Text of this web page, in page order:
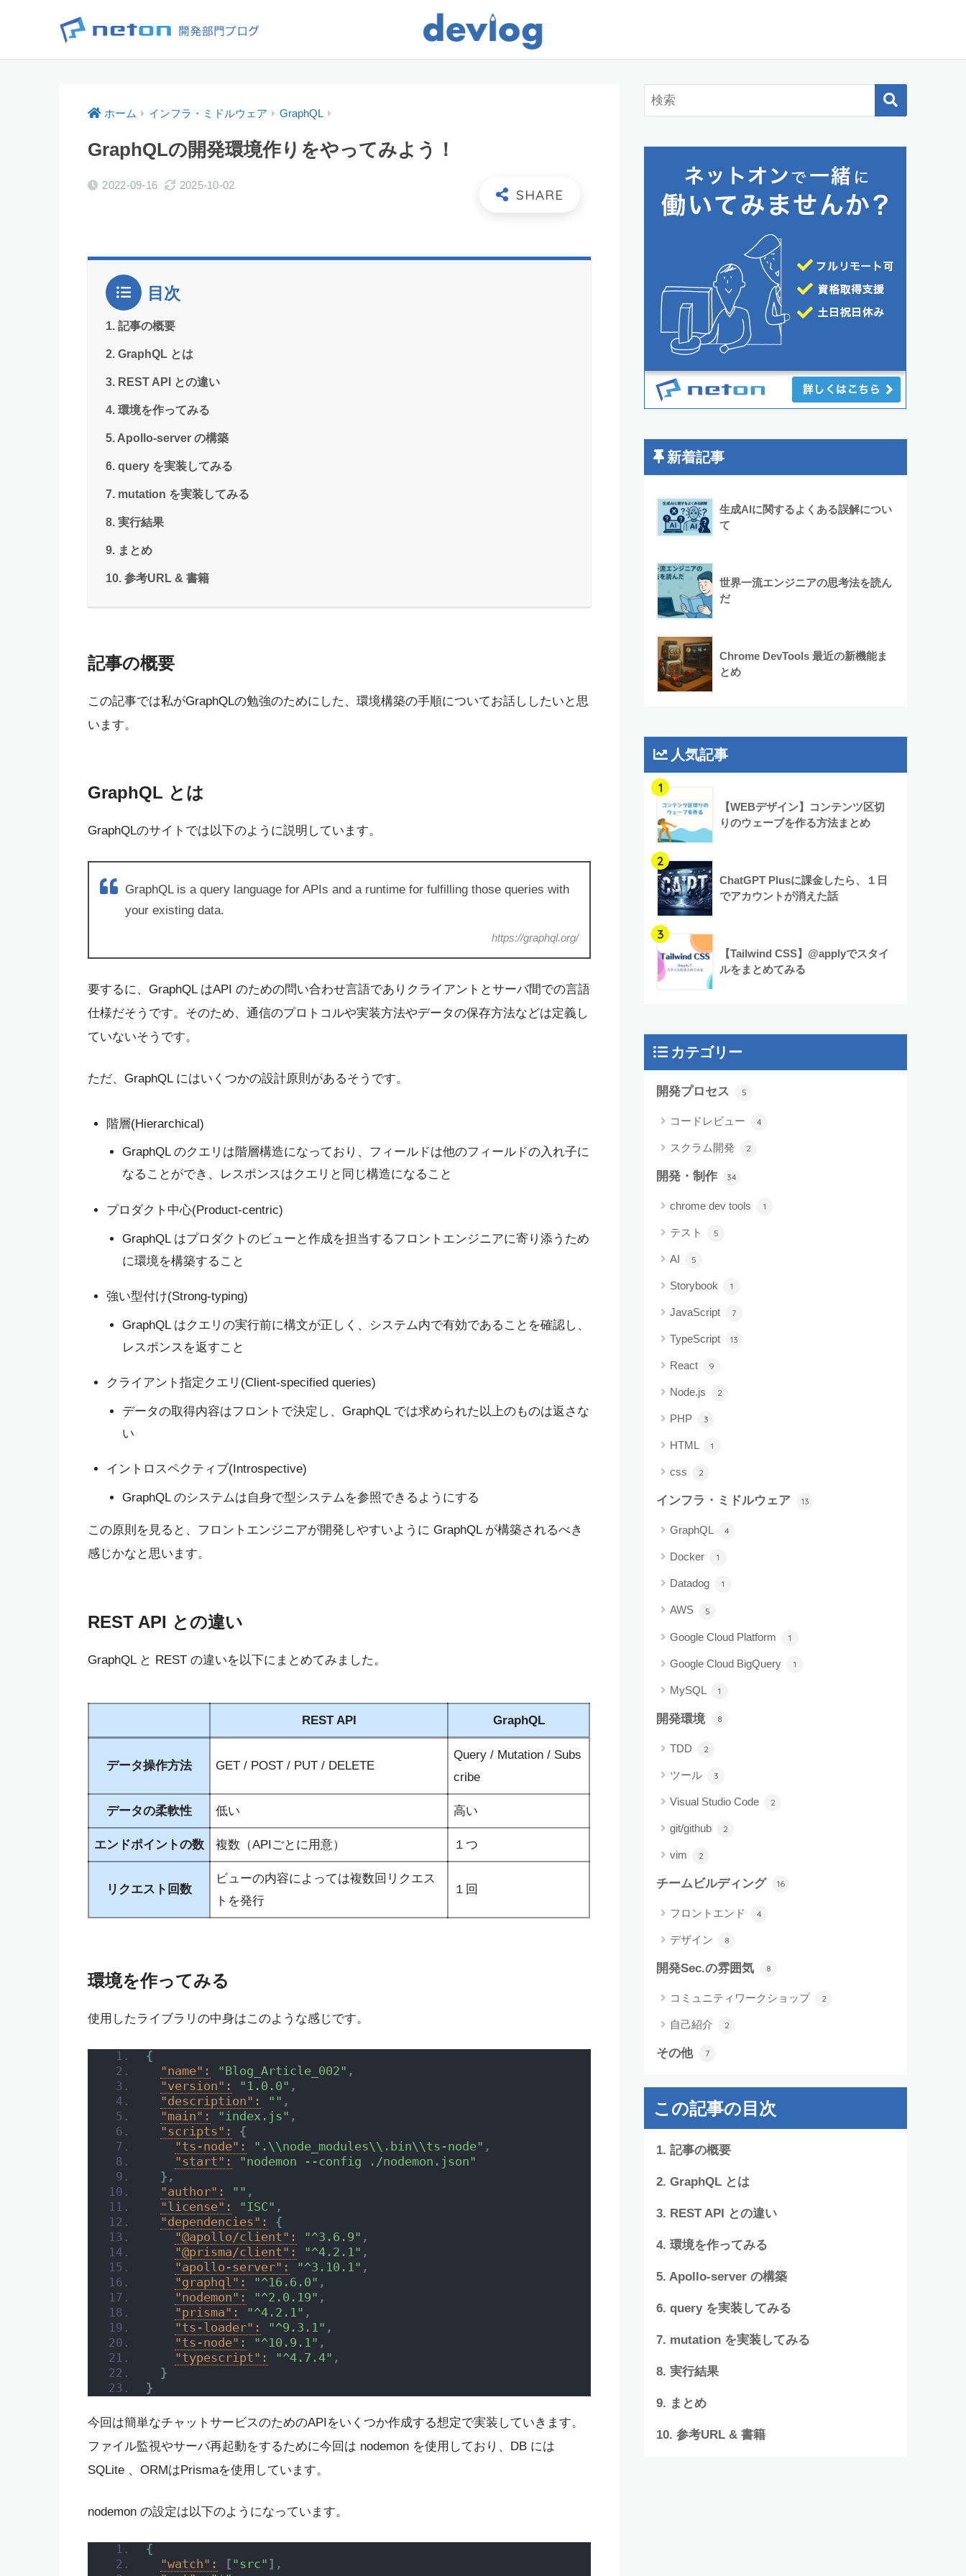
ホーム インフラ・ミドルウェア GraphQL
GraphQLの開発環境作りをやってみよう！
2022-09-16 2025-10-02
目次
記事の概要
GraphQL とは
REST API との違い
環境を作ってみる
Apollo-server の構築
query を実装してみる
mutation を実装してみる
実行結果
まとめ
参考URL & 書籍
記事の概要
この記事では私がGraphQLの勉強のためにした、環境構築の手順についてお話ししたいと思
います。
GraphQL とは
GraphQLのサイトでは以下のように説明しています。
GraphQL is a query language for APIs and a runtime for fulfilling those queries with
your existing data.
https://graphql.org/
要するに、GraphQL はAPI のための問い合わせ言語でありクライアントとサーバ間での言語
仕様だそうです。そのため、通信のプロトコルや実装方法やデータの保存方法などは定義し
ていないそうです。
ただ、GraphQL にはいくつかの設計原則があるそうです。
階層(Hierarchical)
GraphQL のクエリは階層構造になっており、フィールドは他のフィールドの入れ子に
なることができ、レスポンスはクエリと同じ構造になること
プロダクト中心(Product-centric)
GraphQL はプロダクトのビューと作成を担当するフロントエンジニアに寄り添うため
に環境を構築すること
強い型付け(Strong-typing)
GraphQL はクエリの実行前に構文が正しく、システム内で有効であることを確認し、
レスポンスを返すこと
クライアント指定クエリ(Client-specified queries)
データの取得内容はフロントで決定し、GraphQL では求められた以上のものは返さな
い
イントロスペクティブ(Introspective)
GraphQL のシステムは自身で型システムを参照できるようにする
この原則を見ると、フロントエンジニアが開発しやすいように GraphQL が構築されるべき
感じかなと思います。
REST API との違い
GraphQL と REST の違いを以下にまとめてみました。
REST API GraphQL
データ操作方法 GET / POST / PUT / DELETE
Query / Mutation / Subs
cribe
データの柔軟性 低い 高い
エンドポイントの数 複数（APIごとに用意） １つ
リクエスト回数
ビューの内容によっては複数回リクエス
トを発行
１回
環境を作ってみる
使用したライブラリの中身はこのような感じです。
{
"name":
"Blog_Article_002" ,
"version":
"1.0.0" ,
"description":
"" ,
"main":
"index.js" ,
"scripts":
{
"ts-node":
".\\node_modules\\.bin\\ts-node" ,
"start":
"nodemon --config ./nodemon.json"
} ,
"author":
"" ,
"license":
"ISC" ,
"dependencies":
{
"@apollo/client":
"^3.6.9" ,
"@prisma/client":
"^4.2.1" ,
"apollo-server":
"^3.10.1" ,
"graphql":
"^16.6.0" ,
"nodemon":
"^2.0.19" ,
"prisma":
"^4.2.1" ,
"ts-loader":
"^9.3.1" ,
"ts-node":
"^10.9.1" ,
"typescript":
"^4.7.4" ,
}
}
今回は簡単なチャットサービスのためのAPIをいくつか作成する想定で実装していきます。
ファイル監視やサーバ再起動をするために今回は nodemon を使用しており、DB には
SQLite 、ORMはPrismaを使用しています。
nodemon の設定は以下のようになっています。
{
"watch":
[ "src" ] ,
新着記事
生成AIに関するよくある誤解につい
て
世界一流エンジニアの思考法を読ん
だ
Chrome DevTools 最近の新機能ま
とめ
人気記事
1
【WEBデザイン】コンテンツ区切
りのウェーブを作る方法まとめ
2
ChatGPT Plusに課金したら、１日
でアカウントが消えた話
3
【Tailwind CSS】@applyでスタイ
ルをまとめてみる
カテゴリー
開発プロセス 5
コードレビュー 4
スクラム開発 2
開発・制作 34
chrome dev tools 1
テスト 5
AI 5
Storybook 1
JavaScript 7
TypeScript 13
React 9
Node.js 2
PHP 3
HTML 1
css 2
インフラ・ミドルウェア 13
GraphQL 4
Docker 1
Datadog 1
AWS 5
Google Cloud Platform 1
Google Cloud BigQuery 1
MySQL 1
開発環境 8
TDD 2
ツール 3
Visual Studio Code 2
git/github 2
vim 2
チームビルディング 16
フロントエンド 4
デザイン 8
開発Sec.の雰囲気 8
コミュニティワークショップ 2
自己紹介 2
その他 7
この記事の目次
記事の概要
GraphQL とは
REST API との違い
環境を作ってみる
Apollo-server の構築
query を実装してみる
mutation を実装してみる
実行結果
まとめ
参考URL & 書籍